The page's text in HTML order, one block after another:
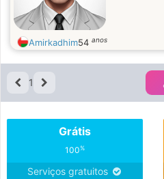
Amirkadhim54 anos
1
Grátis
100%
Serviços gratuitos